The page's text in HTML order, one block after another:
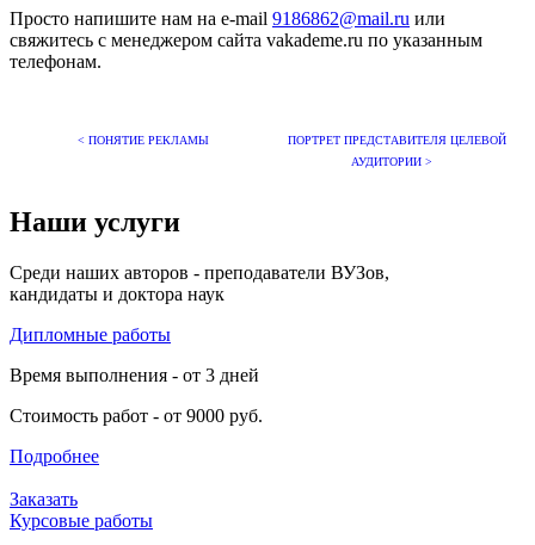
Просто напишите нам на e-mail 9186862@mail.ru или
свяжитесь с менеджером сайта vakademe.ru по указанным
телефонам.
< ПОНЯТИЕ РЕКЛАМЫ
ПОРТРЕТ ПРЕДСТАВИТЕЛЯ ЦЕЛЕВОЙ
АУДИТОРИИ >
Наши услуги
Среди наших авторов - преподаватели ВУЗов,
кандидаты и доктора наук
Дипломные работы
Время выполнения - от 3 дней
Стоимость работ - от 9000 руб.
Подробнее
Заказать
Курсовые работы